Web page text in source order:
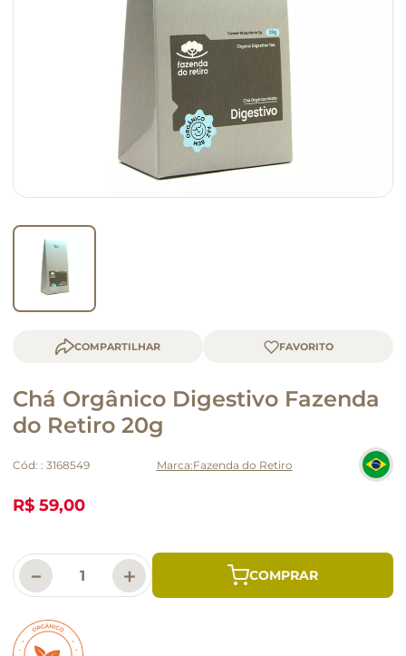
COMPARTILHAR
Chá Orgânico Digestivo Fazenda
do Retiro 20g
Cód: : 3168549 Fazenda do Retiro
R$ 59,00
＋
－